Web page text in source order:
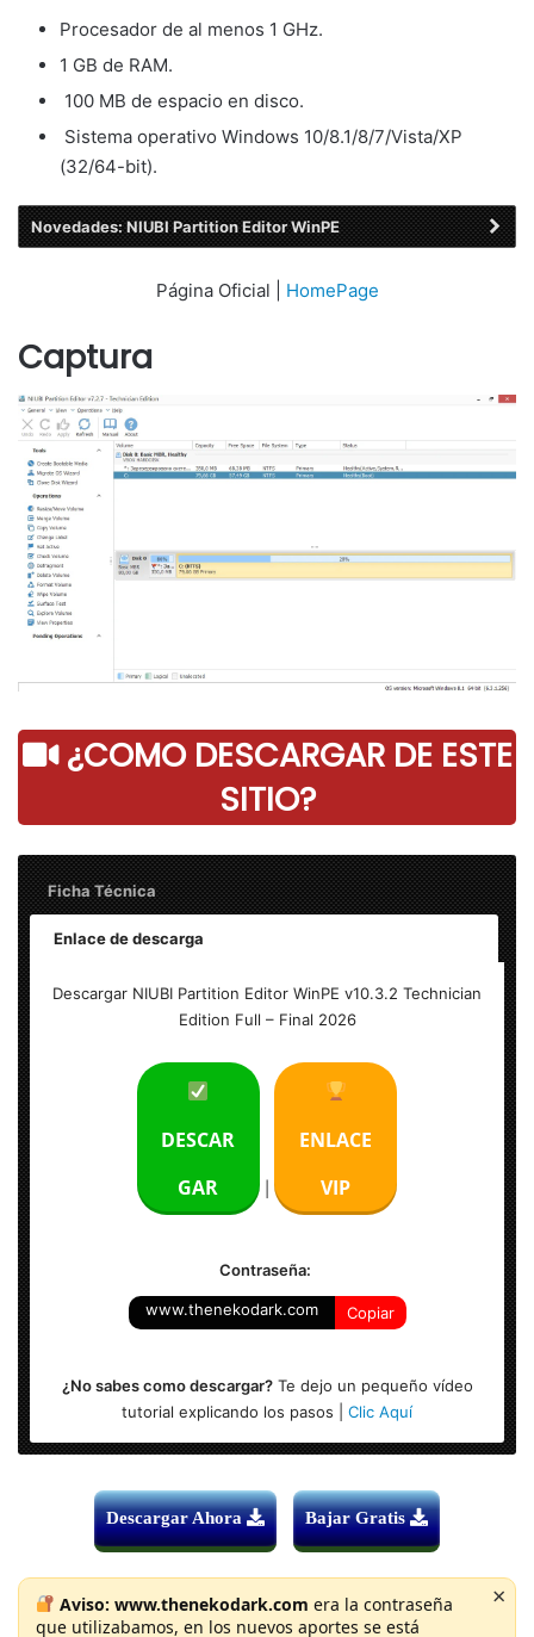
Procesador de al menos 1 GHz.
1 GB de RAM.
100 MB de espacio en disco.
Sistema operativo Windows 10/8.1/8/7/Vista/XP
(32/64-bit).
Novedades: NIUBI Partition Editor WinPE
Página Oficial | HomePage
Captura
¿COMO DESCARGAR DE ESTE
SITIO?
Ficha Técnica
Enlace de descarga
Edition Full
Descargar NIUBI Partition Editor WinPE v10.3.2 Technician
Edition Full – Final 2026
DESCAR
GAR
ENLACE
VIP
Contraseña:
www.thenekodark.com Copiar
¿No sabes como descargar?Te dejo un pequeño vídeo
tutorial explicando los pasos | Clic Aquí
Descargar Ahora Bajar Gratis
Aviso: www.thenekodark.com era la contraseña
que utilizabamos, en los nuevos aportes se está
×